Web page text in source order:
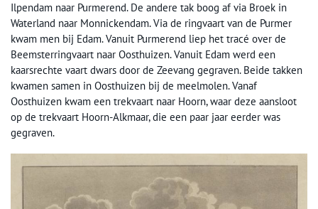
Ilpendam naar Purmerend. De andere tak boog af via Broek in
Waterland naar Monnickendam. Via de ringvaart van de Purmer
kwam men bij Edam. Vanuit Purmerend liep het tracé over de
Beemsterringvaart naar Oosthuizen. Vanuit Edam werd een
kaarsrechte vaart dwars door de Zeevang gegraven. Beide takken
kwamen samen in Oosthuizen bij de meelmolen. Vanaf
Oosthuizen kwam een trekvaart naar Hoorn, waar deze aansloot
op de trekvaart Hoorn-Alkmaar, die een paar jaar eerder was
gegraven.